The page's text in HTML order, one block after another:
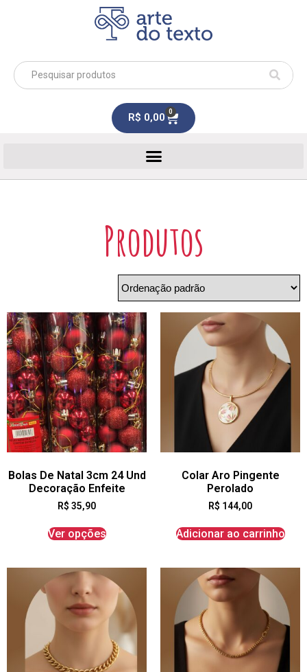
R$ 0,00 0
Produtos
Bolas De Natal 3cm 24 Und
Decoração Enfeite
R$ 35,90
Ver opções
Colar Aro Pingente
Perolado
R$ 144,00
Adicionar ao carrinho